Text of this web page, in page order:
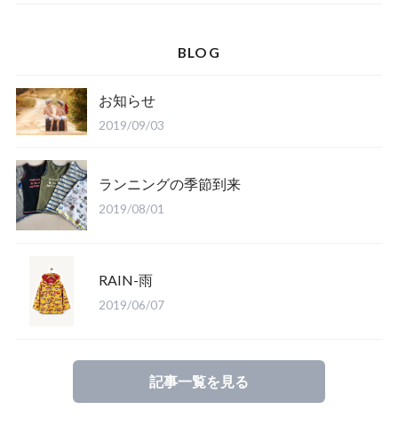
BLOG
お知らせ
2019/09/03
ランニングの季節到来
2019/08/01
RAIN-雨
2019/06/07
記事一覧を見る